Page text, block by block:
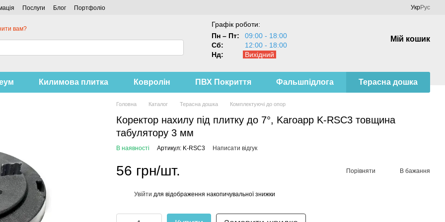
Послуги Блог Портфоліо УкрРус
вам?
Графік роботи:
Пн – Пт:
09:00 - 18:00
Сб:
12:00 - 18:00
Нд:
Вихідний
Мій кошик
Килимова плитка Ковролін ПВХ Покриття Фальшпідлога Терасна дошка
Головна Каталог Терасна дошка Комплектуючі до опор
Коректор нахилу під плитку до 7°, Karoapp K-RSC3 товщина
табулятору 3 мм
В наявності Артикул: K-RSC3 Написати відгук
56 грн/шт. Порівняти В бажання
Увійти для відображення накопичувальної знижки